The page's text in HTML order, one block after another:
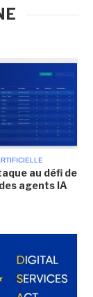
au défi de
agents IA